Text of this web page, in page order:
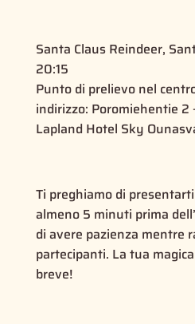
Santa Claus Reindeer,
20:15
Punto di prelievo nel
indirizzo: Poromiehentie 2
Lapland Hotel Sky
Ti preghiamo di
almeno 5 minuti prima
di avere pazienza mentre
partecipanti. La tua
breve!